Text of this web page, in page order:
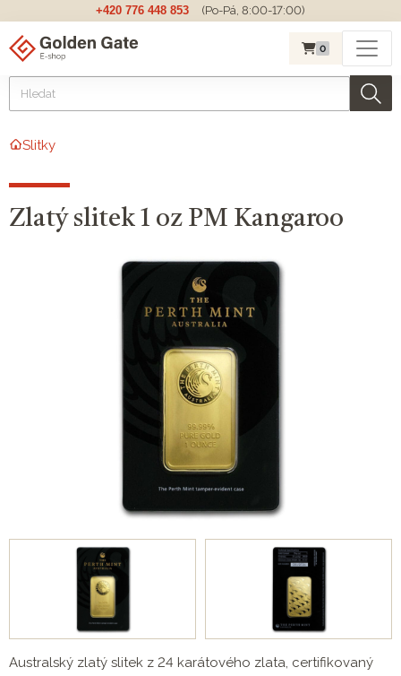
+420 776 448 853 (Po-Pá, 8:00-17:00)
0
Slitky
Zlatý slitek 1 oz PM Kangaroo
Australský zlatý slitek z 24 karátového zlata, certifikovaný